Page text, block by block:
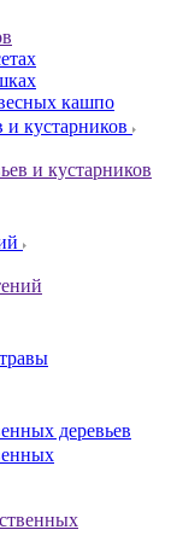
кашпо
кустарников
и кустарников
деревьев